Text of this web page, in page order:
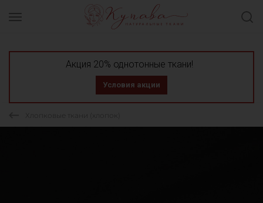
Акция 20% однотонные ткани!
Условия акции
Хлопковые ткани (хлопок)